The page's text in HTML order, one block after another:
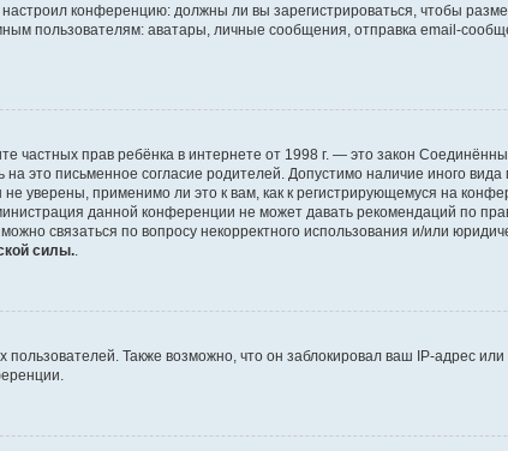
конференцию: должны ли вы зарегистрироваться, чтобы
пользователям: аватары, личные сообщения, отправка email-
частных прав ребёнка в интернете от 1998 г. — это закон
это письменное согласие родителей. Допустимо наличие иного
уверены, применимо ли это к вам, как к регистрирующемуся на
данной конференции не может давать рекомендаций по
связаться по вопросу некорректного использования и/или
силы.
Также возможно, что он заблокировал ваш IP-адрес